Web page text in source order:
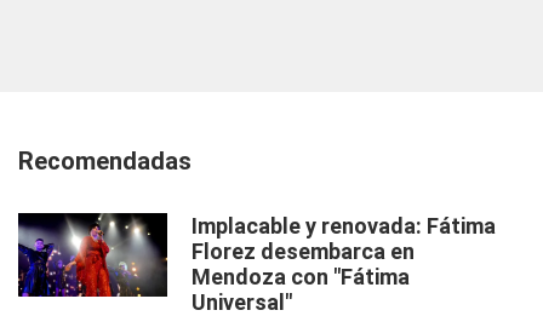
Recomendadas
Implacable y renovada: Fátima
Florez desembarca en
Mendoza con "Fátima
Universal"